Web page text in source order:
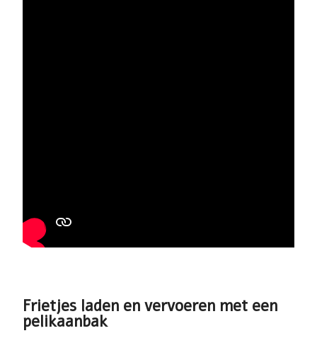
Frietjes laden en vervoeren met een
pelikaanbak